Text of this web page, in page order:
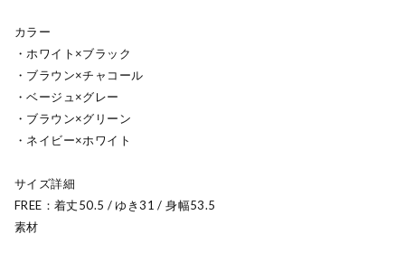
カラー
・ホワイト×ブラック
・ブラウン×チャコール
・ベージュ×グレー
・ブラウン×グリーン
・ネイビー×ホワイト
サイズ詳細
FREE：着丈50.5 / ゆき31 / 身幅53.5
素材